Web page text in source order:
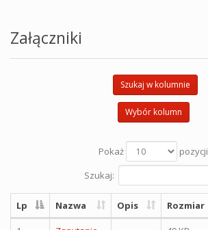
Załączniki
Szukaj w kolumnie
Wybór kolumn
Pokaż
pozycji
Szukaj:
Lp Nazwa Opis Rozmiar